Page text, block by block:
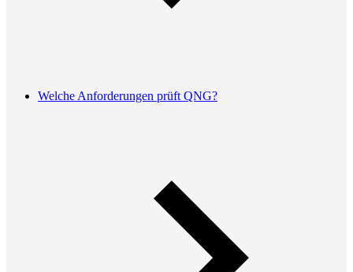
Welche Anforderungen prüft QNG?